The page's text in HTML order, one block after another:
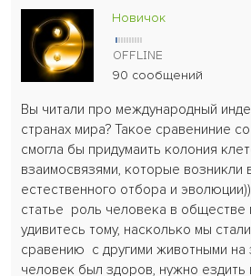
Новичок
90 сообщений
Вы читали про международный
странах мира? Такое сравениние
смогла бы придумаить колония
взаимосвязями, которые возникли
естественного отбора и
статье роль человека в обществе
удивитесь тому, насколько мы
сравению с другими животными на
человек был здоров, нужно ездить